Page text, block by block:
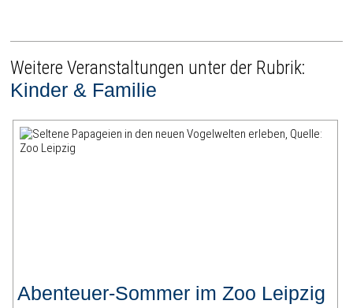
Weitere Veranstaltungen unter der Rubrik:
Kinder & Familie
Abenteuer-Sommer im Zoo Leipzig